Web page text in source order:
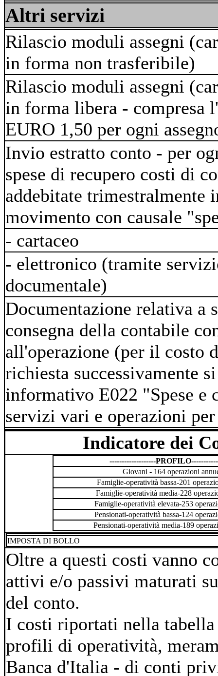
Altri servizi
Rilascio moduli assegni
in forma non trasferibile)
Rilascio moduli assegni
in forma libera - compresa
EURO 1,50 per ogni
Invio estratto conto - per
spese di recupero costi di
addebitate trimestralmente
movimento con causale
- cartaceo
- elettronico (tramite
documentale)
Documentazione relativa a
consegna della contabile
all'operazione (per il costo
richiesta successivamente
informativo E022 "Spese e
servizi vari e operazioni per
Indicatore dei
-------------------
Giovani - 164 operazioni
Famiglie-operatività bassa-201
Famiglie-operatività media-228
Famiglie-operatività elevata-253
Pensionati-operatività bassa-124
Pensionati-operatività media-189
IMPOSTA DI BOLLO
Oltre a questi costi vanno
attivi e/o passivi maturati
del conto.
I costi riportati nella
profili di operatività,
Banca d'Italia - di conti